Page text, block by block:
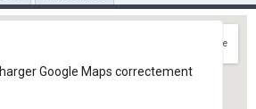
Google Maps correctement
Itinéraire